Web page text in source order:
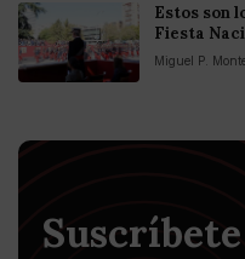
Estos son
Fiesta
Miguel P.